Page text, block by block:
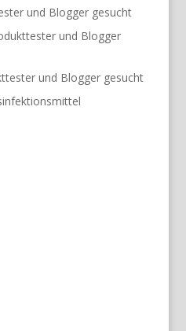
und Blogger gesucht
und Blogger
und Blogger gesucht